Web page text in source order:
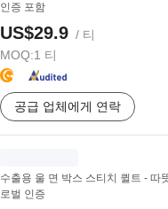
인증 포함
US$29.9 / 티
MOQ:1 티
공급 업체에게 연락
수출용 울 면 박스 스티치 퀼트 - 따
로벌 인증